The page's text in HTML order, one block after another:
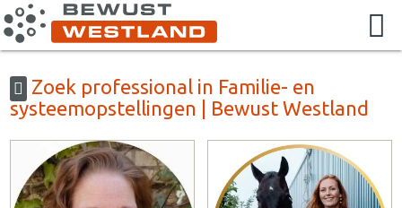
Zoek professional in Familie- en
systeemopstellingen | Bewust Westland